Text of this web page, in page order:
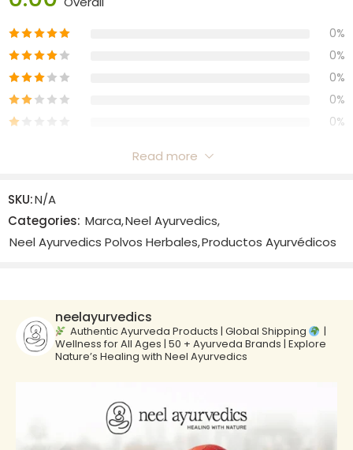
0%
0%
0%
0%
0%
There are no reviews yet.
Read more
SKU:N/A
Categories: Marca,Neel Ayurvedics,
Neel Ayurvedics Polvos Herbales,Productos Ayurvédicos
neelayurvedics
Authentic Ayurveda Products | Global Shipping
|
Wellness for All Ages | 50 + Ayurveda Brands | Explore
Nature’s Healing with Neel Ayurvedics